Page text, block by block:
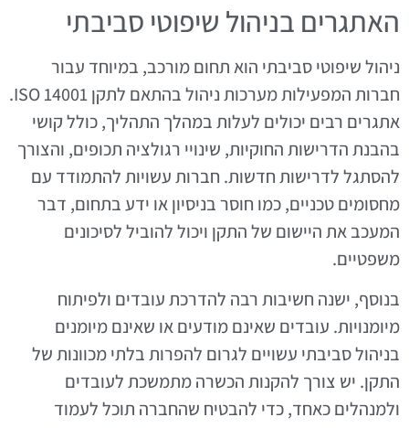
האתגרים בניהול שיפוטי סביבתי
ניהול שיפוטי סביבתי הוא תחום מורכב, במיוחד עבור
חברות המפעילות מערכות ניהול בהתאם לתקן ISO 14001.
אתגרים רבים יכולים לעלות במהלך התהליך, כולל קושי
בהבנת הדרישות החוקיות, שינויי רגולציה תכופים, והצורך
להסתגל לדרישות חדשות. חברות עשויות להתמודד עם
מחסומים טכניים, כמו חוסר בניסיון או ידע בתחום, דבר
המעכב את היישום של התקן ויכול להוביל לסיכונים
משפטיים.
בנוסף, ישנה חשיבות רבה להדרכת עובדים ולפיתוח
מיומנויות. עובדים שאינם מודעים או שאינם מיומנים
בניהול סביבתי עשויים לגרום להפרות בלתי מכוונות של
התקן. יש צורך להקנות הכשרה מתמשכת לעובדים
ולמנהלים כאחד, כדי להבטיח שהחברה תוכל לעמוד